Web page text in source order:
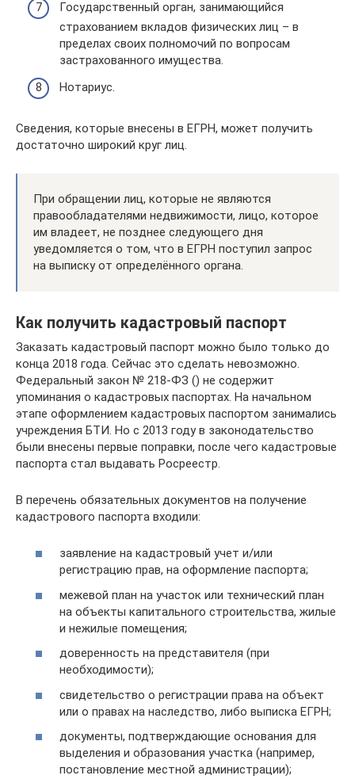
Государственный орган, занимающийся
страхованием вкладов физических лиц – в
пределах своих полномочий по вопросам
застрахованного имущества.
Нотариус.
Сведения, которые внесены в ЕГРН, может получить
достаточно широкий круг лиц.
При обращении лиц, которые не являются
правообладателями недвижимости, лицо, которое
им владеет, не позднее следующего дня
уведомляется о том, что в ЕГРН поступил запрос
на выписку от определённого органа.
Как получить кадастровый паспорт
Заказать кадастровый паспорт можно было только до
конца 2018 года. Сейчас это сделать невозможно.
Федеральный закон № 218-ФЗ () не содержит
упоминания о кадастровых паспортах. На начальном
этапе оформлением кадастровых паспортом занимались
учреждения БТИ. Но с 2013 году в законодательство
были внесены первые поправки, после чего кадастровые
паспорта стал выдавать Росреестр.
В перечень обязательных документов на получение
кадастрового паспорта входили:
заявление на кадастровый учет и/или
регистрацию прав, на оформление паспорта;
межевой план на участок или технический план
на объекты капитального строительства, жилые
и нежилые помещения;
доверенность на представителя (при
необходимости);
свидетельство о регистрации права на объект
или о правах на наследство, либо выписка ЕГРН;
документы, подтверждающие основания для
выделения и образования участка (например,
постановление местной администрации);